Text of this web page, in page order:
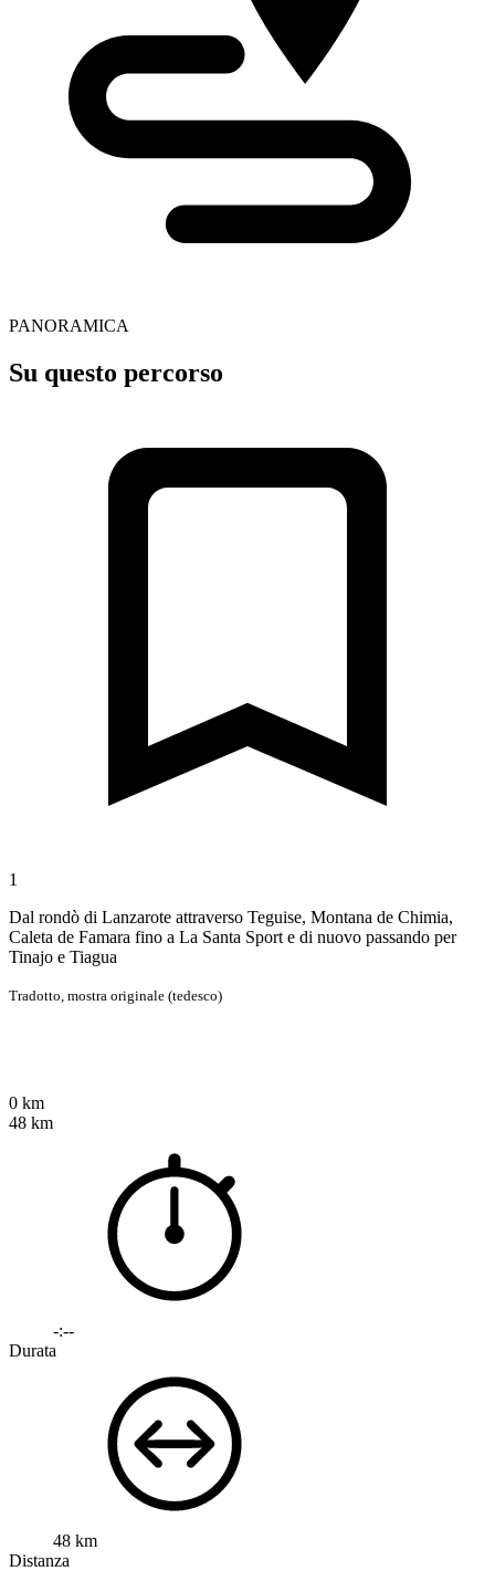
PANORAMICA
Su questo percorso
1
Dal rondò di Lanzarote attraverso Teguise, Montana de Chimia,
Caleta de Famara fino a La Santa Sport e di nuovo passando per
Tinajo e Tiagua
Tradotto, mostra originale (tedesco)
0 km
48 km
-:--
Durata
48 km
Distanza